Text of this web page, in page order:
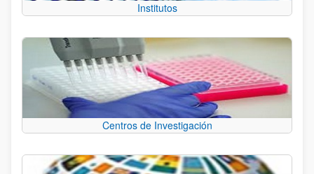
Institutos
Centros de Investigación